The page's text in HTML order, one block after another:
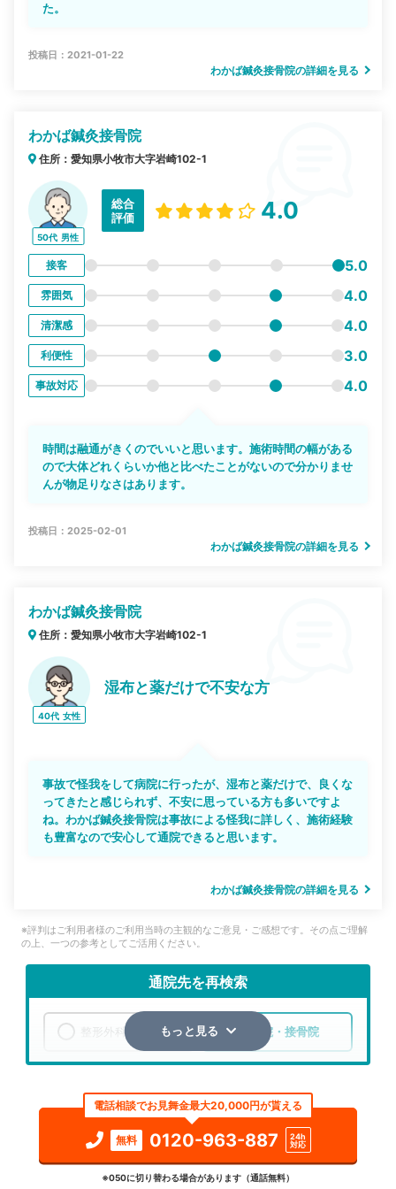
た。
投稿日：2021-01-22
わかば鍼灸接骨院の詳細を見る
わかば鍼灸接骨院
住所：愛知県小牧市大字岩崎102-1
50代 男性
総合
評価
4.0
接客 5.0
雰囲気 4.0
清潔感 4.0
利便性 3.0
事故対応 4.0
時間は融通がきくのでいいと思います。施術時間の幅がある
ので大体どれくらいか他と比べたことがないので分かりませ
んが物足りなさはあります。
投稿日：2025-02-01
わかば鍼灸接骨院の詳細を見る
わかば鍼灸接骨院
住所：愛知県小牧市大字岩崎102-1
40代 女性
湿布と薬だけで不安な方
事故で怪我をして病院に行ったが、湿布と薬だけで、良くな
ってきたと感じられず、不安に思っている方も多いですよ
ね。わかば鍼灸接骨院は事故による怪我に詳しく、施術経験
も豊富なので安心して通院できると思います。
わかば鍼灸接骨院の詳細を見る
※評判はご利用者様のご利用当時の主観的なご意見・ご感想です。その点ご理解
の上、一つの参考としてご活用ください。
通院先を再検索
整形外科 整骨院・接骨院
検索する
詳細条件で絞り込む
もっと見る
電話相談でお見舞金最大20,000円が貰える
無料 0120-963-887
24h
対応
※050に切り替わる場合があります（通話無料）